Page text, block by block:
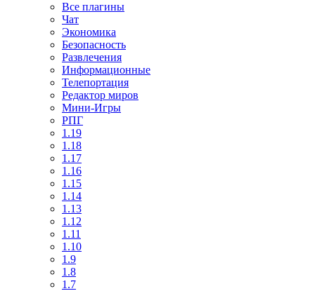
Все плагины
Чат
Экономика
Безопасность
Развлечения
Информационные
Телепортация
Редактор миров
Мини-Игры
РПГ
1.19
1.18
1.17
1.16
1.15
1.14
1.13
1.12
1.11
1.10
1.9
1.8
1.7